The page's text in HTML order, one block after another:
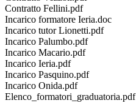
Contratto Fellini.pdf
Incarico formatore Ieria.doc
Incarico tutor Lionetti.pdf
Incarico Palumbo.pdf
Incarico Macario.pdf
Incarico Ieria.pdf
Incarico Pasquino.pdf
Incarico Onida.pdf
Elenco_formatori_graduatoria.pdf